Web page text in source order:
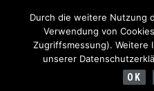
Durch die weitere Nutzung
Verwendung von
Zugriffsmessung). Weitere
unserer
OK